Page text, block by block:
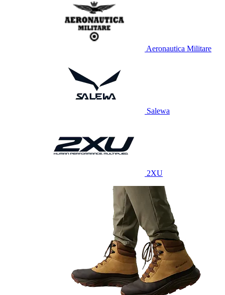
Aeronautica Militare
Salewa
2XU